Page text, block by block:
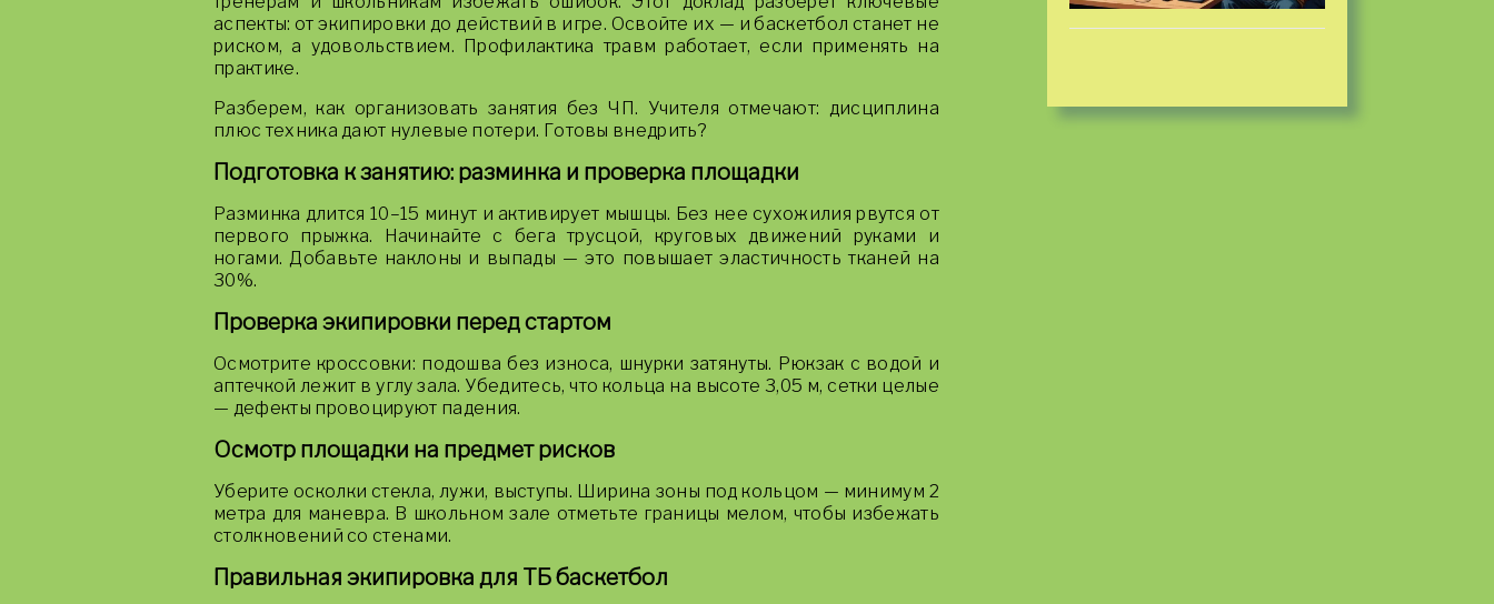
аспекты: от экипировки до действий в игре. Освойте их — и баскетбол станет не
риском, а удовольствием. Профилактика травм работает, если применять на
практике.
Разберем, как организовать занятия без ЧП. Учителя отмечают: дисциплина
плюс техника дают нулевые потери. Готовы внедрить?
Подготовка к занятию: разминка и проверка площадки
Разминка длится 10–15 минут и активирует мышцы. Без нее сухожилия рвутся от
первого прыжка. Начинайте с бега трусцой, круговых движений руками и
ногами. Добавьте наклоны и выпады — это повышает эластичность тканей на
30%.
Проверка экипировки перед стартом
Осмотрите кроссовки: подошва без износа, шнурки затянуты. Рюкзак с водой и
аптечкой лежит в углу зала. Убедитесь, что кольца на высоте 3,05 м, сетки целые
— дефекты провоцируют падения.
Осмотр площадки на предмет рисков
Уберите осколки стекла, лужи, выступы. Ширина зоны под кольцом — минимум 2
метра для маневра. В школьном зале отметьте границы мелом, чтобы избежать
столкновений со стенами.
Правильная экипировка для ТБ баскетбол